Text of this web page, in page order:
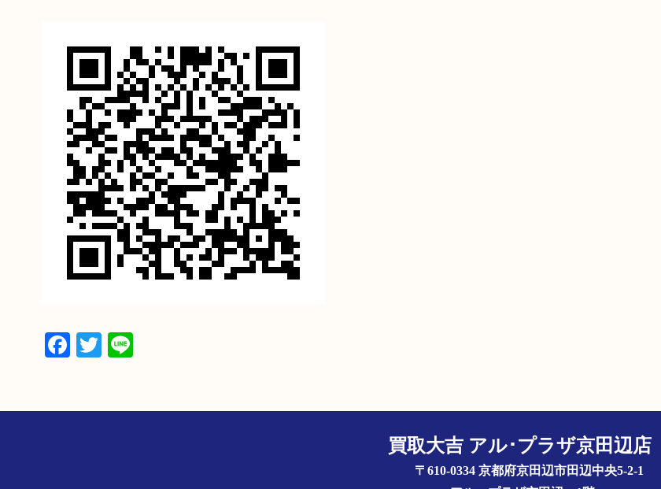
Facebook
Twitter
Line
買取大吉 アル･プラザ京田辺店
〒610-0334 京都府京田辺市田辺中央5-2-1